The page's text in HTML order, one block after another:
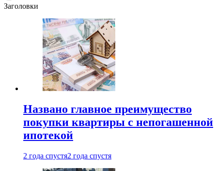
Заголовки
Названо главное преимущество
покупки квартиры с непогашенной
ипотекой
2 года спустя2 года спустя